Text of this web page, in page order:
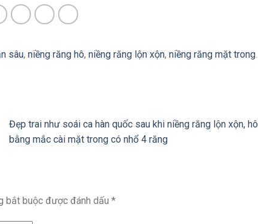
sâu, niềng răng hô, niềng răng lộn xộn, niềng răng mặt trong.
Đẹp trai như soái ca hàn quốc sau khi niềng răng lộn xộn, hô
bằng mắc cài mặt trong có nhổ 4 răng
bắt buộc được đánh dấu *